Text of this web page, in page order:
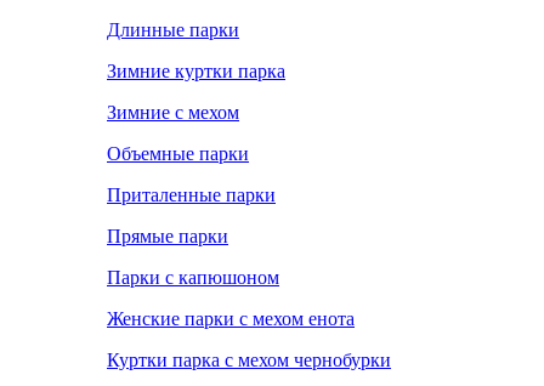
Длинные парки
Зимние куртки парка
Зимние с мехом
Объемные парки
Приталенные парки
Прямые парки
Парки с капюшоном
Женские парки с мехом енота
Куртки парка с мехом чернобурки